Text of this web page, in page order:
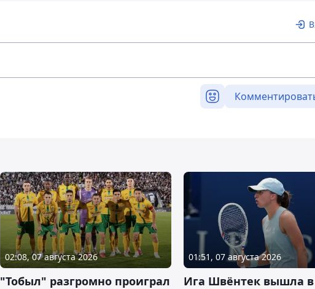
02:08, 07 августа 2026
"Тобыл" разгромно проиграл
01:51, 07 августа 2026
Ига Швёнтек вышла в